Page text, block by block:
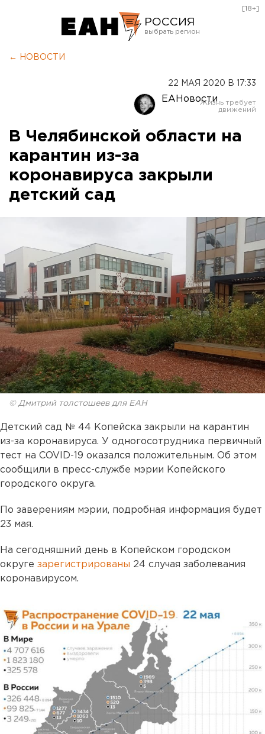
РОССИЯ
Оренбург
[18+]
← НОВОСТИ
22 МАЯ 2020 В 17:33
ЕАНовости
В Челябинской области на
карантин из-за
коронавируса закрыли
детский сад
© Дмитрий толстошеев для ЕАН
Детский сад № 44 Копейска закрыли на карантин
из-за коронавируса. У одногосотрудника первичный
тест на COVID-19 оказался положительным. Об этом
сообщили в пресс-службе мэрии Копейского
городского округа.
По заверениям мэрии, подробная информация будет
23 мая.
На сегодняшний день в Копейском городском
округе зарегистрированы 24 случая заболевания
коронавирусом.